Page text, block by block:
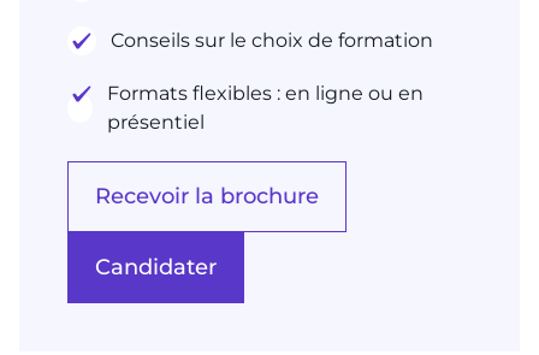
Conseils sur le choix de formation
Formats flexibles : en ligne ou en
présentiel
Recevoir la brochure
Candidater